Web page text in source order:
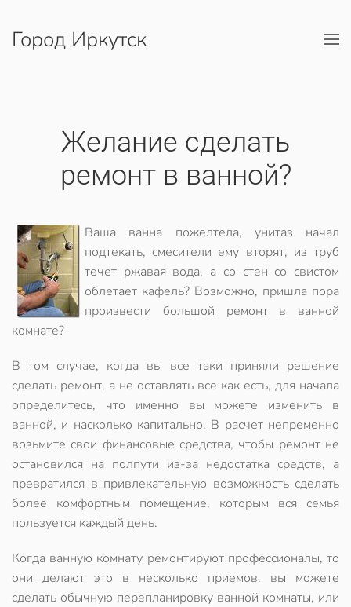
Перейти к содержимому
Город Иркутск
Желание сделать
ремонт в ванной?
Ваша ванна пожелтела, унитаз начал
подтекать, смесители ему вторят, из труб
течет ржавая вода, а со стен со свистом
облетает кафель? Возможно, пришла пора
произвести большой ремонт в ванной
комнате?
В том случае, когда вы все таки приняли решение
сделать ремонт, а не оставлять все как есть, для начала
определитесь, что именно вы можете изменить в
ванной, и насколько капитально. В расчет непременно
возьмите свои финансовые средства, чтобы ремонт не
остановился на полпути из-за недостатка средств, а
превратился в привлекательную возможность сделать
более комфортным помещение, которым вся семья
пользуется каждый день.
Когда ванную комнату ремонтируют профессионалы, то
они делают это в несколько приемов. вы можете
сделать обычную перепланировку ванной комнаты, или